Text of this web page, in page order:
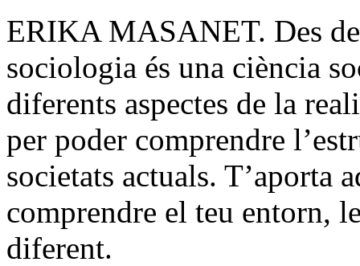
ERIKA MASANET. Des
sociologia és una ciència
diferents aspectes de la
per poder comprendre
societats actuals. T’aporta
comprendre el teu entorn,
diferent.